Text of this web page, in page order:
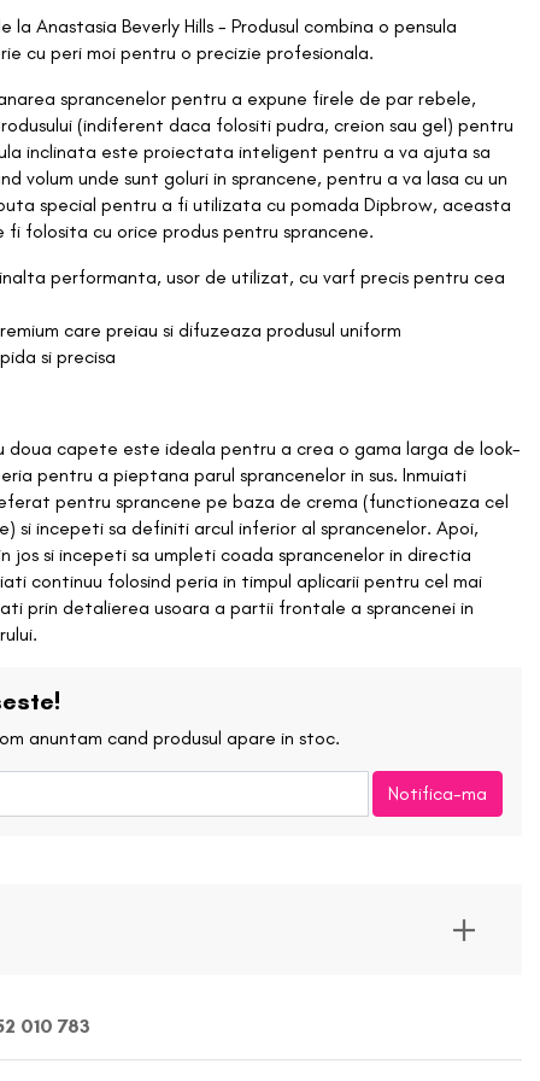
Nou Adaugate
Best Sellers
Reduceri
SKIN SESSIONS
Iluminator
Pudra
Rimel/Eyeliner
Sprancene
Fard de pleoape
Creion de buze
Ruj
Kit-uri de buze
Balsam de buze
Charlotte Tillbury
COSRX
Dr Jart+
Karla Cosmetics
Krave Beauty
Lemonhead Los Angeles
Neogen
Sunnies Face
la Anastasia Beverly Hills - Produsul combina o pensula
cu peri moi pentru o precizie profesionala.
sprancenelor pentru a expune firele de par rebele,
(indiferent daca folositi pudra, creion sau gel) pentru
inclinata este proiectata inteligent pentru a va ajuta sa
volum unde sunt goluri in sprancene, pentru a va lasa cu un
special pentru a fi utilizata cu pomada Dipbrow, aceasta
folosita cu orice produs pentru sprancene.
performanta, usor de utilizat, cu varf precis pentru cea
care preiau si difuzeaza produsul uniform
si precisa
doua capete este ideala pentru a crea o gama larga de look-
pentru a pieptana parul sprancenelor in sus. Inmuiati
pentru sprancene pe baza de crema (functioneaza cel
si incepeti sa definiti arcul inferior al sprancenelor. Apoi,
jos si incepeti sa umpleti coada sprancenelor in directia
continuu folosind peria in timpul aplicarii pentru cel mai
prin detalierea usoara a partii frontale a sprancenei in
anuntam cand produsul apare in stoc.
Notifica-ma
010 783